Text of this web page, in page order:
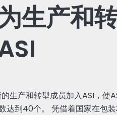
生产和
生产和转型成员加入ASI，使
达到40个。 凭借着国家在包